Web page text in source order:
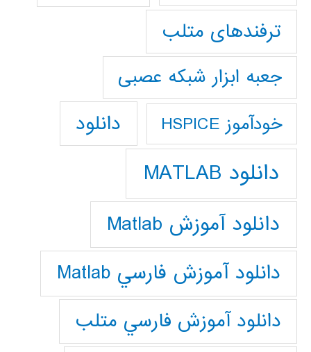
ترفندهای متلب
جعبه ابزار شبکه عصبی
خودآموز HSPICE دانلود
دانلود MATLAB
دانلود آموزش Matlab
دانلود آموزش فارسي Matlab
دانلود آموزش فارسي متلب